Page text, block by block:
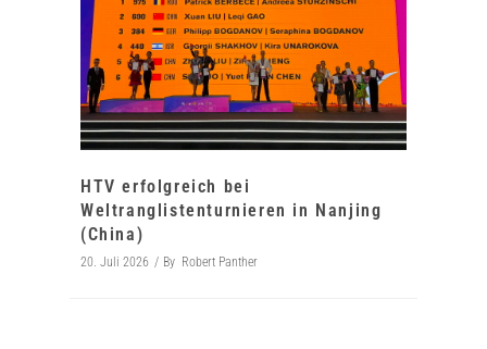
HTV erfolgreich bei
Weltranglistenturnieren in Nanjing
(China)
20. Juli 2026 By Robert Panther